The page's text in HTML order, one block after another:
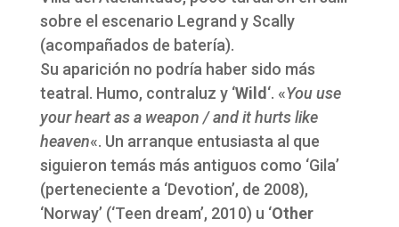
sobre el escenario Legrand y Scally
(acompañados de batería).
Su aparición no podría haber sido más
teatral. Humo, contraluz y ‘Wild ‘. «You use
your heart as a weapon / and it hurts like
heaven«. Un arranque entusiasta al que
siguieron temás más antiguos como ‘Gila’
(perteneciente a ‘Devotion’, de 2008),
‘Norway’ (‘Teen dream’, 2010) u ‘Other